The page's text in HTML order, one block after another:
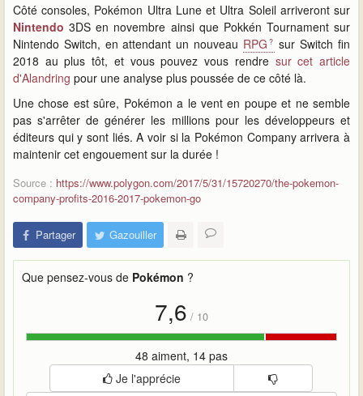
Côté consoles, Pokémon Ultra Lune et Ultra Soleil arriveront sur
Nintendo 3DS en novembre ainsi que Pokkén Tournament sur
Nintendo Switch, en attendant un nouveau RPG
sur Switch fin
2018 au plus tôt, et vous pouvez vous rendre sur cet article
d'Alandring pour une analyse plus poussée de ce côté là.
Une chose est sûre, Pokémon a le vent en poupe et ne semble
pas s'arrêter de générer les millions pour les développeurs et
éditeurs qui y sont liés. A voir si la Pokémon Company arrivera à
maintenir cet engouement sur la durée !
Source : https://www.polygon.com/2017/5/31/15720270/the-pokemon-
company-profits-2016-2017-pokemon-go
Partager Gazouiller
Que pensez-vous de Pokémon ?
7,6 / 10
48 aiment, 14 pas
Je l'apprécie